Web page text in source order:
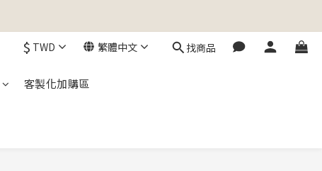
$ TWD 繁體中文 找商品
客製化加購區